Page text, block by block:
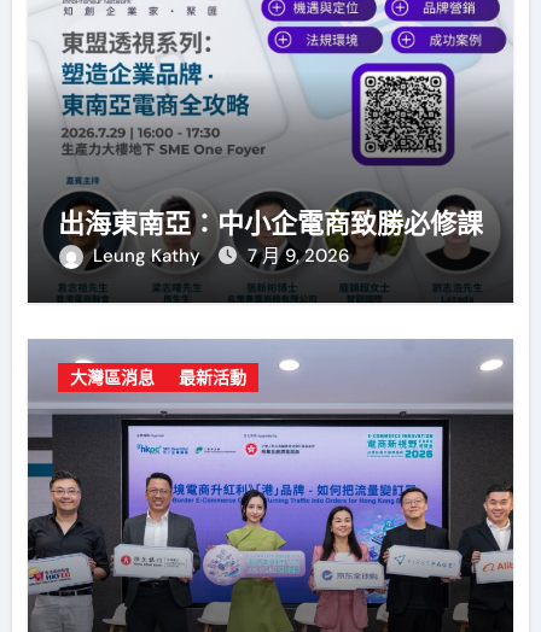
出海東南亞：中小企電商致勝必修課
Leung Kathy 7 月 9, 2026
大灣區消息 最新活動